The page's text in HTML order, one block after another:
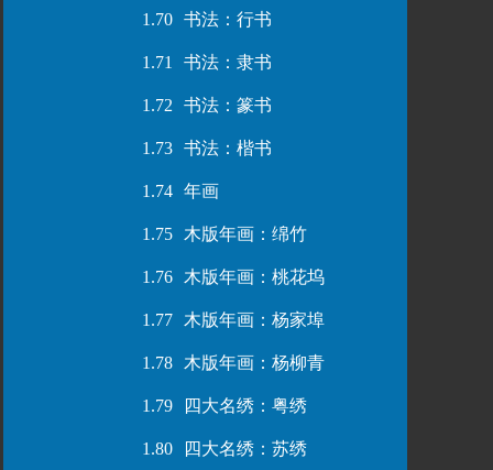
1.70 书法：行书
1.71 书法：隶书
1.72 书法：篆书
1.73 书法：楷书
1.74 年画
1.75 木版年画：绵竹
1.76 木版年画：桃花坞
1.77 木版年画：杨家埠
1.78 木版年画：杨柳青
1.79 四大名绣：粤绣
1.80 四大名绣：苏绣